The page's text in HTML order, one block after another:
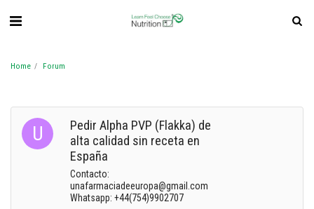
Home Forum
Pedir Alpha PVP (Flakka) de
alta calidad sin receta en
España
Contacto:
unafarmaciadeeuropa@gmail.com
Whatsapp: +44(754)9902707